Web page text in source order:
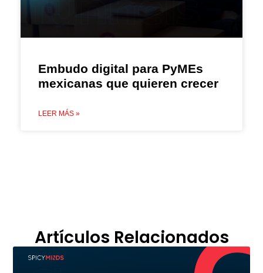
Embudo digital para PyMEs
mexicanas que quieren crecer
LEER MÁS »
Artículos Relacionados